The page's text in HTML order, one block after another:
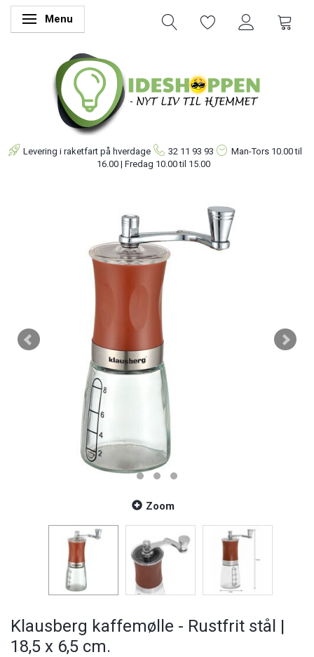
Skifte navigation
Menu
Levering i raketfart på hverdage 32 11 93 93 Man-Tors 10.00 til
16.00 | Fredag 10.00 til 15.00
Zoom
Klausberg kaffemølle - Rustfrit stål |
18,5 x 6,5 cm.